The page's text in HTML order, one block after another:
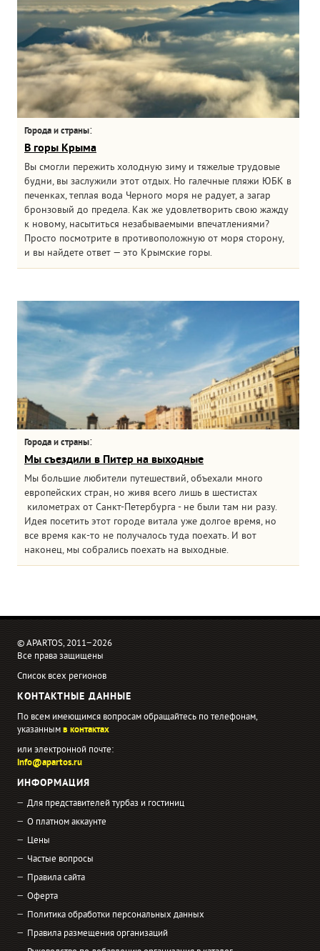
Города и страны:
В горы Крыма
Вы смогли пережить холодную зиму и тяжелые трудовые
будни, вы заслужили этот отдых. Но галечные пляжи ЮБК в
печенках, теплая вода Черного моря не радует, а загар
бронзовый до предела. Как же удовлетворить свою жажду
к новому, насытиться незабываемыми впечатлениями?
Просто посмотрите в противоположную от моря сторону,
и вы найдете ответ — это Крымские горы.
Города и страны:
Мы съездили в Питер на выходные
Мы большие любители путешествий, объехали много
европейских стран, но живя всего лишь в шестистах
километрах от Санкт-Петербурга - не были там ни разу.
Идея посетить этот городе витала уже долгое время, но
все время как-то не получалось туда поехать. И вот
наконец, мы собрались поехать на выходные.
© APARTOS, 2011−2026
Все права защищены
Список всех регионов
КОНТАКТНЫЕ ДАННЫЕ
По всем имеющимся вопросам обращайтесь по телефонам,
указаннымв контактах
или электронной почте:
info@apartos.ru
ИНФОРМАЦИЯ
Для представителей турбаз и гостиниц
О платном аккаунте
Цены
Частые вопросы
Правила сайта
Оферта
Политика обработки персональных данных
Правила размещения организаций